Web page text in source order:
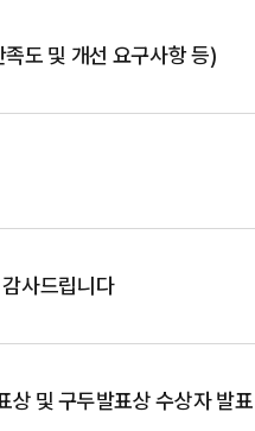
도 및 개선 요구사항 등)
사드립니다
및 구두발표상 수상자 발